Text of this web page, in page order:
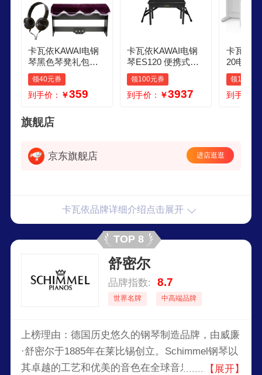
卡瓦依KAWAI电钢
琴黑色琴凳礼包非K
AWAI品牌
领40元券
到手价： ￥359
卡瓦依KAWAI电钢
琴ES120 便携式卡
哇伊88键重锤键盘
成人儿童数码钢琴X
架礼包
领100元券
到手价： ￥3937
卡瓦依
20电钢
8键盘立
卡哇伊
用乐器
领100元
到手价：
旗舰店
京东旗舰店 进店逛逛
卡瓦依品牌详细介绍点击展开
TOP 8
舒密尔
品牌指数: 8.7
世界名牌 中高端品牌
上榜理由：德国历史悠久的钢琴制造品牌，由威廉
·舒密尔于1885年在莱比锡创立。Schimmel钢琴以
其卓越的工艺和优美的音色在全球音乐界享有盛
【展开】